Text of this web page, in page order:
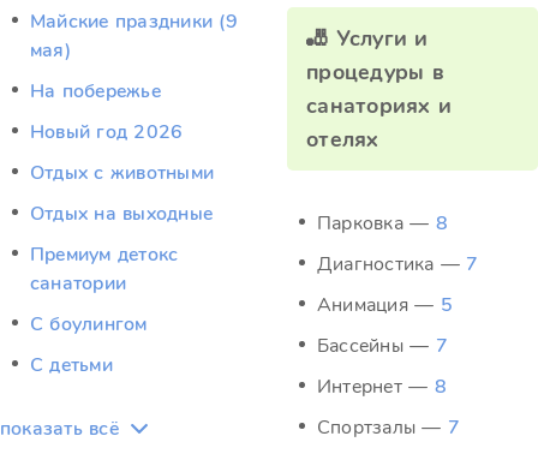
Майские праздники (9
мая)
На побережье
Новый год 2026
Отдых c животными
Отдых на выходные
Премиум детокс
санатории
С боулингом
С детьми
показать всё
🎳 Услуги и
процедуры в
санаториях и
отелях
Парковка — 8
Диагностика — 7
Анимация — 5
Бассейны — 7
Интернет — 8
Спортзалы — 7